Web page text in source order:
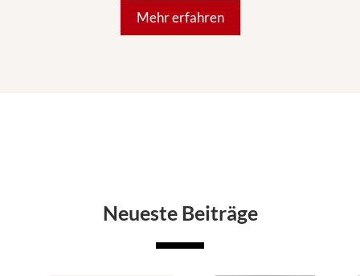
Mehr erfahren
Neueste Beiträge